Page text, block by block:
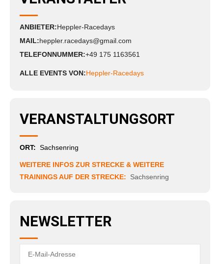
ANBIETER:Heppler-Racedays
MAIL:heppler.racedays@gmail.com
TELEFONNUMMER:+49 175 1163561
ALLE EVENTS VON:Heppler-Racedays
VERANSTALTUNGSORT
ORT: Sachsenring
WEITERE INFOS ZUR STRECKE & WEITERE
TRAININGS AUF DER STRECKE: Sachsenring
NEWSLETTER